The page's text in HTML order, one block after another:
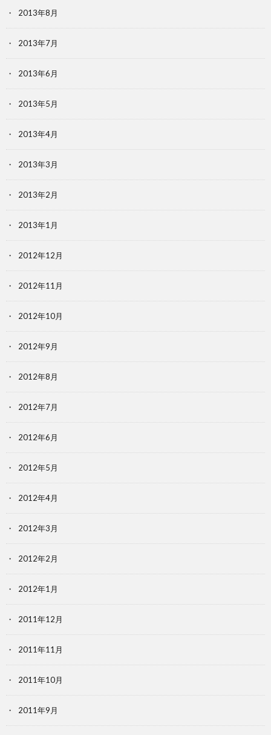
2013年8月
2013年7月
2013年6月
2013年5月
2013年4月
2013年3月
2013年2月
2013年1月
2012年12月
2012年11月
2012年10月
2012年9月
2012年8月
2012年7月
2012年6月
2012年5月
2012年4月
2012年3月
2012年2月
2012年1月
2011年12月
2011年11月
2011年10月
2011年9月